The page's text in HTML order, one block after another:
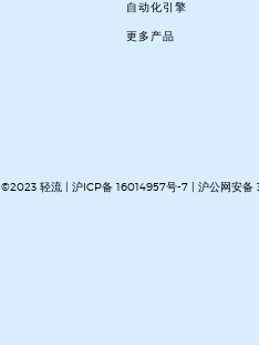
自动化引擎
更多产品
©2023 轻流 | 沪ICP备 16014957号-7| 沪公网安备